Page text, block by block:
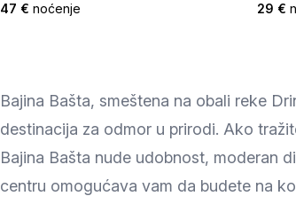
47 € noćenje
29 €
Bajina Bašta, smeštena na obali reke
destinacija za odmor u prirodi. Ako
Bajina Bašta nude udobnost, moderan
centru omogućava vam da budete na